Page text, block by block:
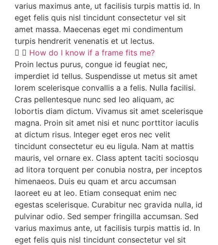
varius maximus ante, ut facilisis turpis mattis id. In
eget felis quis nisl tincidunt consectetur vel sit
amet massa. Maecenas eget mi condimentum
turpis hendrerit venenatis et ut lectus.
How do I know if a frame fits me?
Proin lectus purus, congue id feugiat nec,
imperdiet id tellus. Suspendisse ut metus sit amet
lorem scelerisque convallis a a felis. Nulla facilisi.
Cras pellentesque nunc sed leo aliquam, ac
lobortis diam dictum. Vivamus sit amet scelerisque
magna. Proin sit amet nisi et nunc porttitor iaculis
at dictum risus. Integer eget eros nec velit
tincidunt consectetur eu eu ligula. Nam at mattis
mauris, vel ornare ex. Class aptent taciti sociosqu
ad litora torquent per conubia nostra, per inceptos
himenaeos. Duis eu quam et arcu accumsan
laoreet eu at leo. Etiam consequat enim nec
egestas scelerisque. Curabitur nec gravida nulla, id
pulvinar odio. Sed semper fringilla accumsan. Sed
varius maximus ante, ut facilisis turpis mattis id. In
eget felis quis nisl tincidunt consectetur vel sit